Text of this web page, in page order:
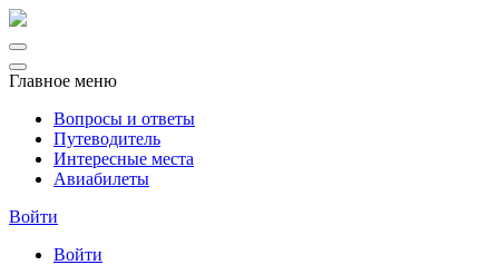
Главное меню
Вопросы и ответы
Путеводитель
Интересные места
Авиабилеты
Войти
Войти